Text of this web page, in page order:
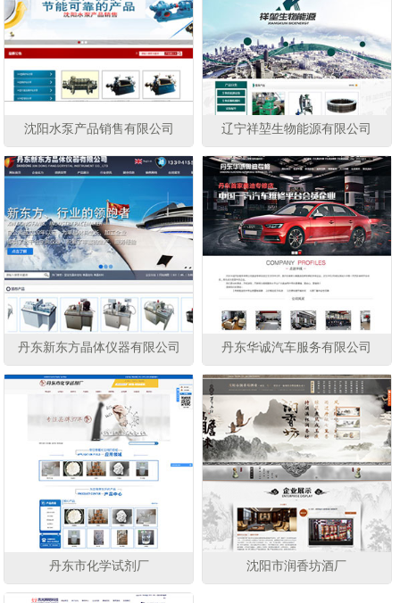
沈阳水泵产品销售有限公司 辽宁祥堃生物能源有限公司
丹东新东方晶体仪器有限公司 丹东华诚汽车服务有限公司
丹东市化学试剂厂 沈阳市润香坊酒厂